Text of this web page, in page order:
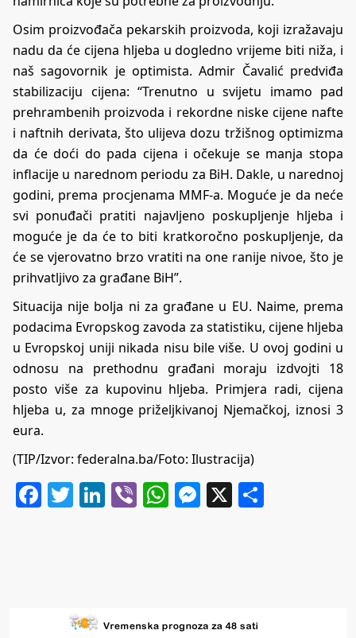
Osim proizvođača pekarskih proizvoda, koji izražavaju
nadu da će cijena hljeba u dogledno vrijeme biti niža, i
naš sagovornik je optimista. Admir Čavalić predviđa
stabilizaciju cijena: “Trenutno u svijetu imamo pad
prehrambenih proizvoda i rekordne niske cijene nafte
i naftnih derivata, što ulijeva dozu tržišnog optimizma
da će doći do pada cijena i očekuje se manja stopa
inflacije u narednom periodu za BiH. Dakle, u narednoj
godini, prema procjenama MMF-a. Moguće je da neće
svi ponuđači pratiti najavljeno poskupljenje hljeba i
moguće je da će to biti kratkoročno poskupljenje, da
će se vjerovatno brzo vratiti na one ranije nivoe, što je
prihvatljivo za građane BiH”.
Situacija nije bolja ni za građane u EU. Naime, prema
podacima Evropskog zavoda za statistiku, cijene hljeba
u Evropskoj uniji nikada nisu bile više. U ovoj godini u
odnosu na prethodnu građani moraju izdvojti 18
posto više za kupovinu hljeba. Primjera radi, cijena
hljeba u, za mnoge priželjkivanoj Njemačkoj, iznosi 3
eura.
(TIP/Izvor: federalna.ba/Foto: Ilustracija)
Facebook
Twitter
LinkedIn
ViberWhatsApp
Messenger
X